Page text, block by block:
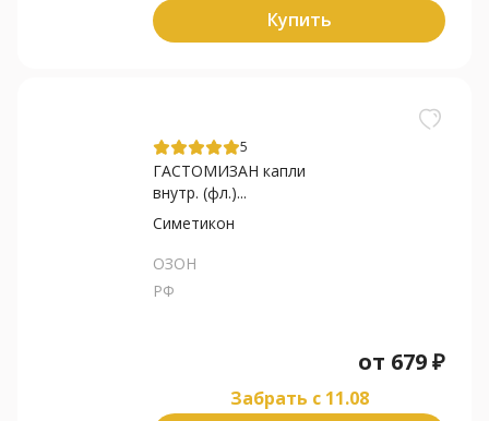
Купить
5
ГАСТОМИЗАН капли
внутр. (фл.)...
Симетикон
ОЗОН
РФ
от 679₽
Забрать c 11.08